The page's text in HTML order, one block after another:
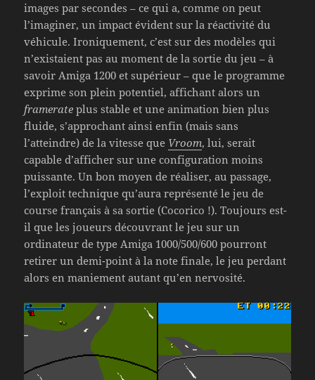
images par secondes – ce qui a, comme on peut
l’imaginer, un impact évident sur la réactivité du
véhicule. Ironiquement, c’est sur des modèles qui
n’existaient pas au moment de la sortie du jeu – à
savoir Amiga 1200 et supérieur – que le programme
exprime son plein potentiel, affichant alors un
framerate plus stable et une animation bien plus
fluide, s’approchant ainsi enfin (mais sans
l’atteindre) de la vitesse que Vroom, lui, serait
capable d’afficher sur une configuration moins
puissante. Un bon moyen de réaliser, au passage,
l’exploit technique qu’aura représenté le jeu de
course français à sa sortie (Cocorico !). Toujours est-
il que les joueurs découvrant le jeu sur un
ordinateur de type Amiga 1000/500/600 pourront
retirer un demi-point à la note finale, le jeu perdant
alors en maniement autant qu’en nervosité.